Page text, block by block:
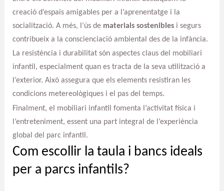
creació d’espais amigables per a l’aprenentatge i la
socialització. A més, l’ús de materials sosteniblesi segurs
contribueix a la conscienciació ambiental des de la infància.
La resistència i durabilitat són aspectes claus del mobiliari
infantil, especialment quan es tracta de la seva utilització a
l’exterior. Això assegura que els elements resistiran les
condicions metereològiques i el pas del temps.
Finalment, el mobiliari infantil fomenta l’activitat física i
l’entreteniment, essent una part integral de l’experiència
global del parc infantil.
Com escollir la taula i bancs ideals
per a parcs infantils?